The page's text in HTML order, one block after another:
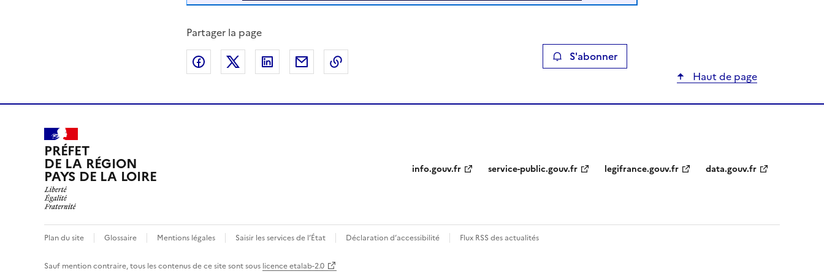
Partager la page
Partager sur Facebook
Partager sur XPartager sur LinkedIn
Partager par emailCopier le lien de la page dans le presse-papier S'abonner
Haut de page
PRÉFET
DE LA RÉGION
PAYS DE LA LOIRE info.gouv.fr service-public.gouv.fr legifrance.gouv.fr data.gouv.fr
Plan du site Glossaire Mentions légales Saisir les services de l’État Déclaration d’accessibilité Flux RSS des actualités
Sauf mention contraire, tous les contenus de ce site sont sous licence etalab-2.0